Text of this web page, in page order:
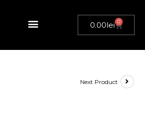
0.00lei 0
Next Product